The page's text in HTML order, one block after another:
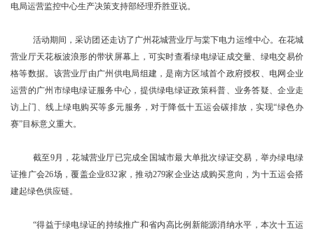
电局运营监控中心生产决策支持部经理乔胜亚说。
活动期间，采访团还走访了广州花城营业厅与棠下电力运维中心。在花城
营业厅天花板波浪形的带状屏幕上，可实时查看绿电绿证成交量、绿电交易价
格等数据。该营业厅由广州供电局组建，是南方区域首个政府授权、电网企业
运营的广州市绿电绿证服务中心，提供绿电绿证政策科普、业务答疑、企业走
访上门、线上绿电购买等多元服务，对于降低十五运会碳排放，实现“绿色办
赛”目标意义重大。
截至9月，花城营业厅已完成全国城市最大单批次绿证交易，举办绿电绿
证推广会26场，覆盖企业832家，推动279家企业达成购买意向，为十五运会搭
建起绿色供应链。
“得益于绿电绿证的持续推广和省内高比例新能源消纳水平，本次十五运